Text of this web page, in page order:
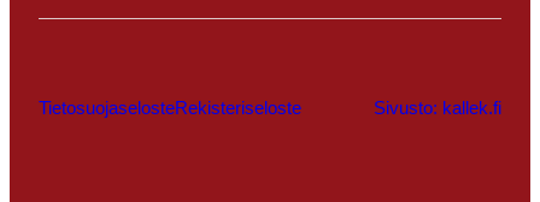
TietosuojaselosteRekisteriseloste Sivusto: kallek.fi